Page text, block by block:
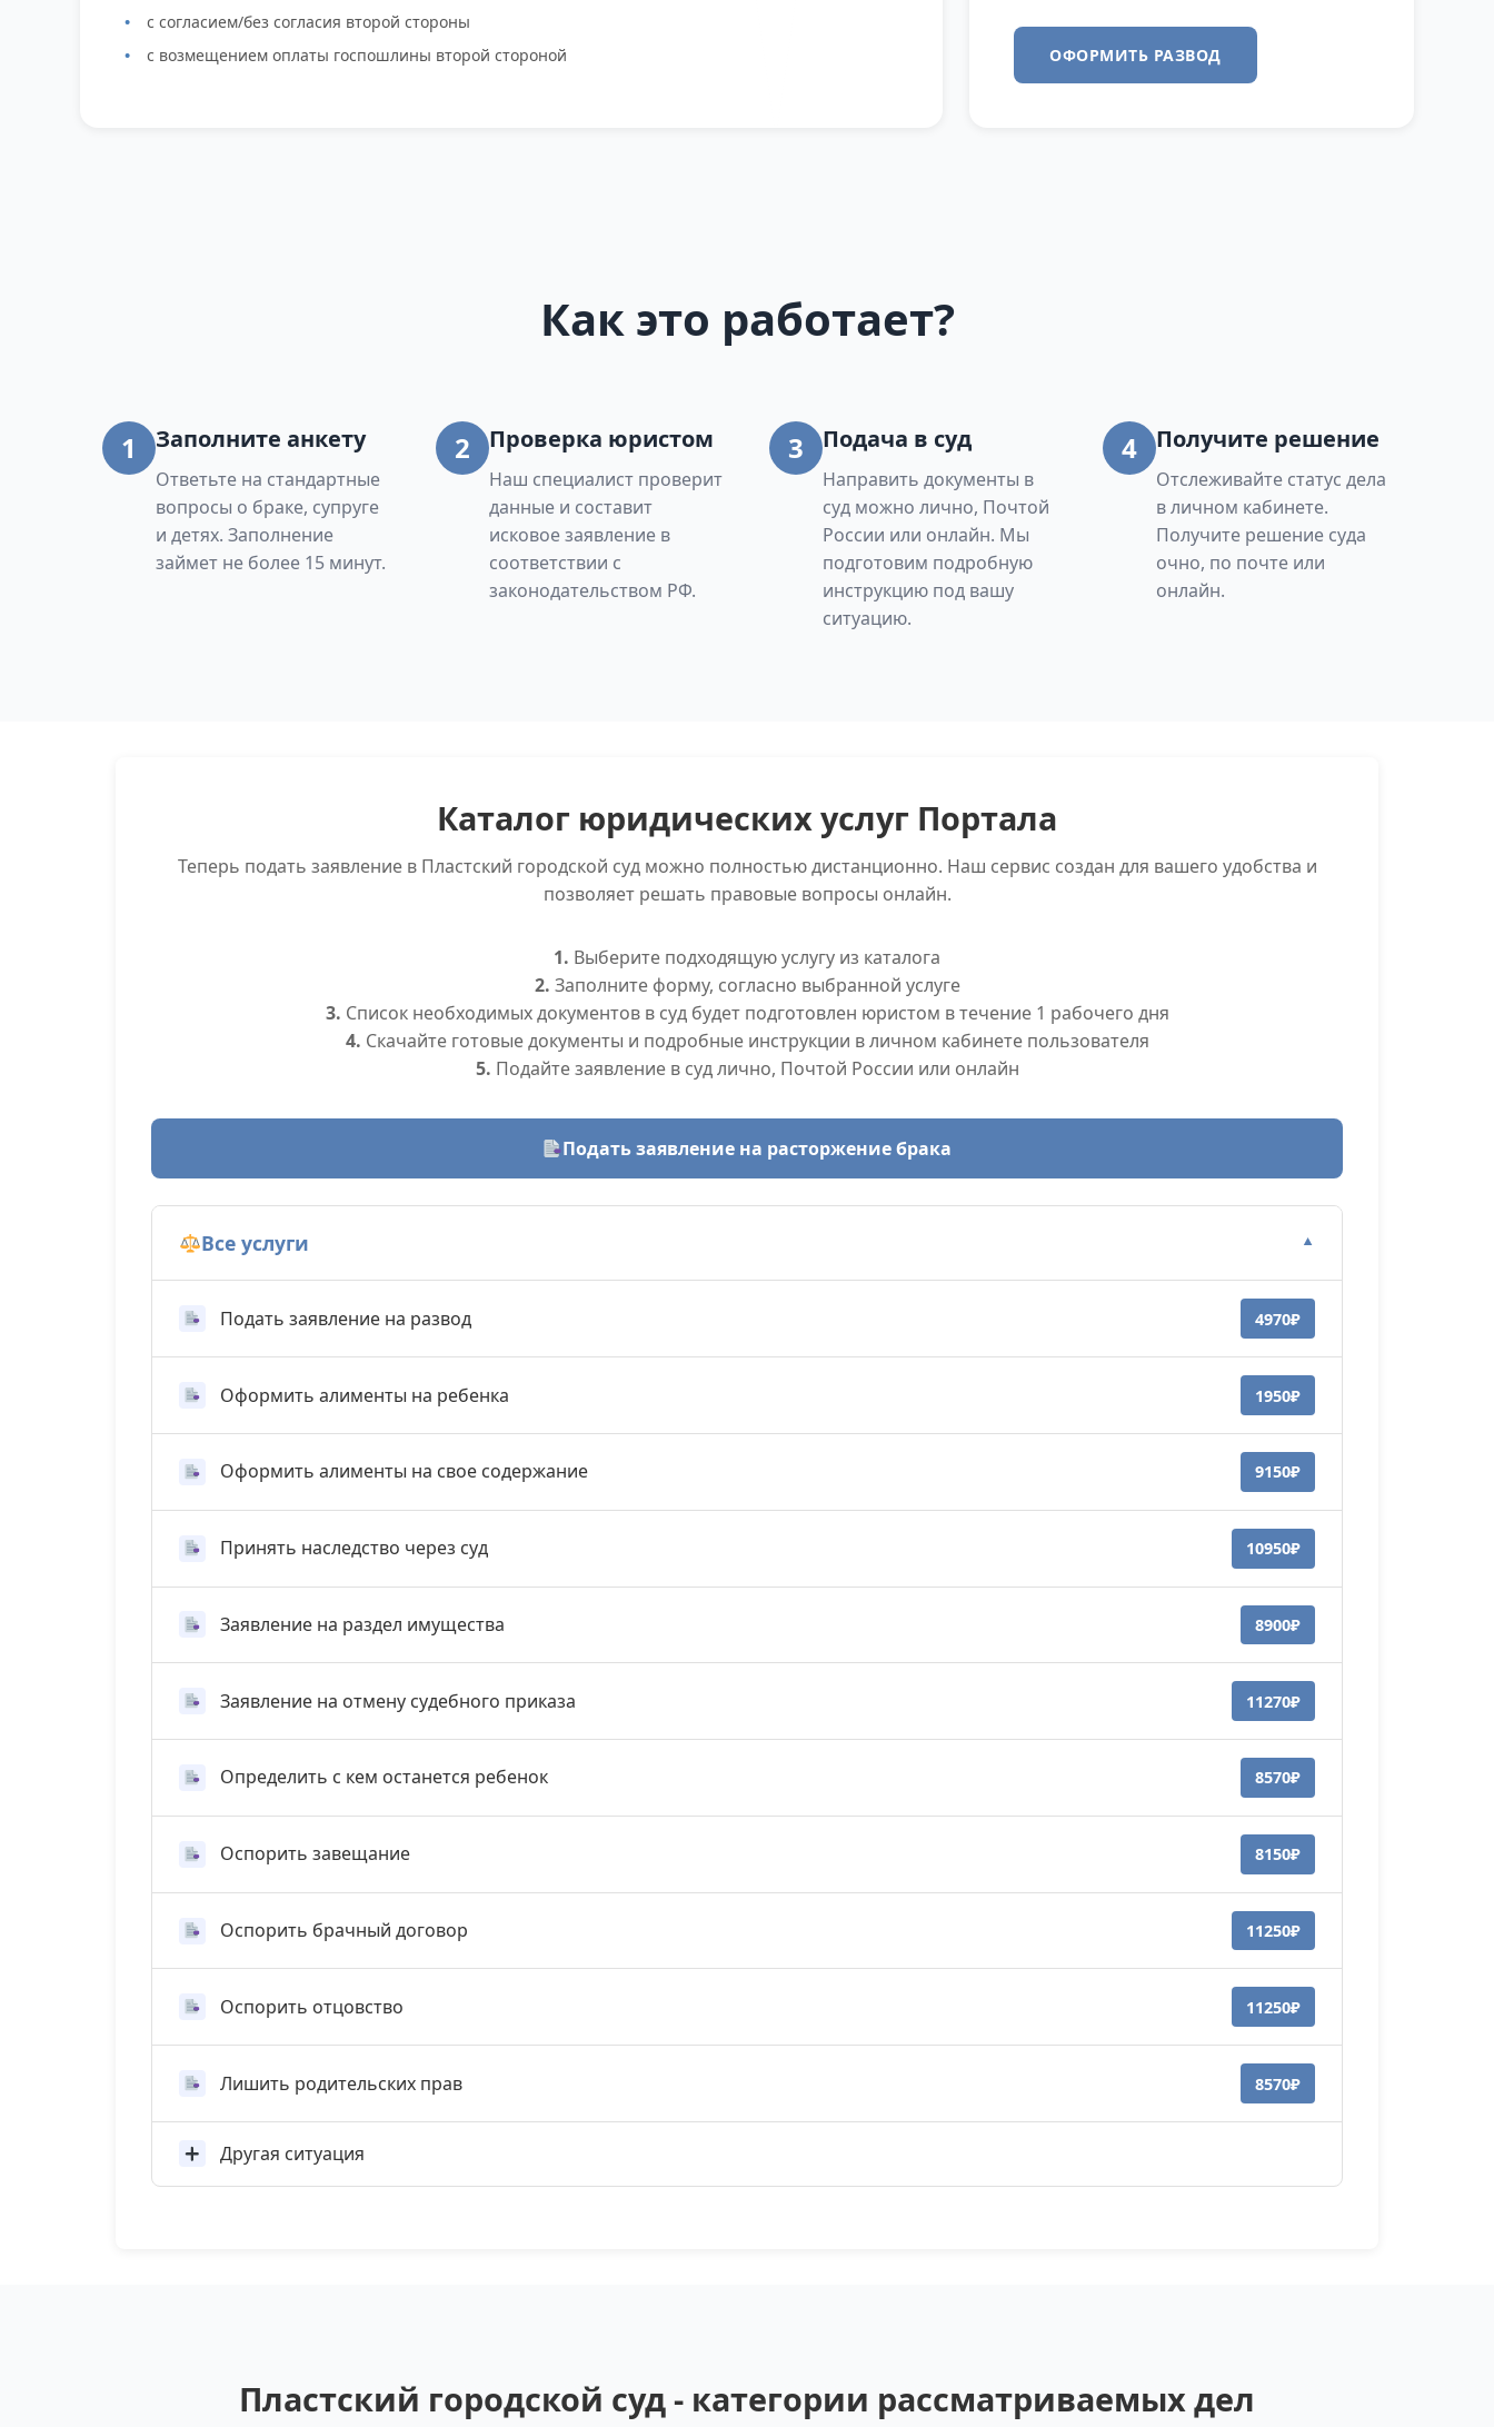
с согласием/без согласия второй стороны
с возмещением оплаты госпошлины второй стороной
ОФОРМИТЬ РАЗВОД
Как это работает?
1 Заполните анкету
Ответьте на стандартные
вопросы о браке, супруге
и детях. Заполнение
займет не более 15 минут.
2 Проверка юристом
Наш специалист проверит
данные и составит
исковое заявление в
соответствии с
законодательством РФ.
3 Подача в суд
Направить документы в
суд можно лично, Почтой
России или онлайн. Мы
подготовим подробную
инструкцию под вашу
ситуацию.
4 Получите решение
Отслеживайте статус дела
в личном кабинете.
Получите решение суда
очно, по почте или
онлайн.
Каталог юридических услуг Портала
Теперь подать заявление в Пластский городской суд можно полностью дистанционно. Наш сервис создан для вашего удобства и
позволяет решать правовые вопросы онлайн.
1. Выберите подходящую услугу из каталога
2. Заполните форму, согласно выбранной услуге
3. Список необходимых документов в суд будет подготовлен юристом в течение 1 рабочего дня
4. Скачайте готовые документы и подробные инструкции в личном кабинете пользователя
5. Подайте заявление в суд лично, Почтой России или онлайн
Подать заявление на расторжение брака
Все услуги ▼
Подать заявление на развод 4970₽
Оформить алименты на ребенка 1950₽
Оформить алименты на свое содержание 9150₽
Принять наследство через суд 10950₽
Заявление на раздел имущества 8900₽
Заявление на отмену судебного приказа 11270₽
Определить с кем останется ребенок 8570₽
Оспорить завещание 8150₽
Оспорить брачный договор 11250₽
Оспорить отцовство 11250₽
Лишить родительских прав 8570₽
Другая ситуация
Пластский городской суд - категории рассматриваемых дел